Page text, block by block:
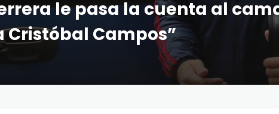
le pasa la cuenta al
Cristóbal Campos”